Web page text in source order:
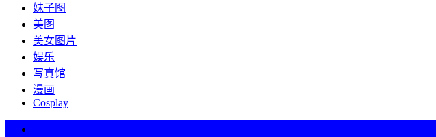
妹子图
美图
美女图片
娱乐
写真馆
漫画
Cosplay